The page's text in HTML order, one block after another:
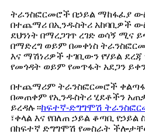
ትራንስፎርመሮች በኃይል ማከፋፈያ
በተጨማሪ በኢንዱስትሪ አከባቢዎች
ደህንነት በማረጋገጥ ረገድ ወሳኝ ሚና
በማድረግ ወይም በመቀነስ
እና ማሽነሪዎች ተገቢውን የሃይል
የመጎዳት ወይም የመጥፋት አደጋን
በተጨማሪም ትራንስፎርመሮች ቀልጣፋ
በመጠቀም የኢንዱስትሪ ሂደቶችን
ይረዳሉ።ከፍተኛ-ድግግሞሽ
፣ቀላል እና የበለጠ ኃይል ቆጣቢ
በከፍተኛ ድግግሞሽ የመስራት